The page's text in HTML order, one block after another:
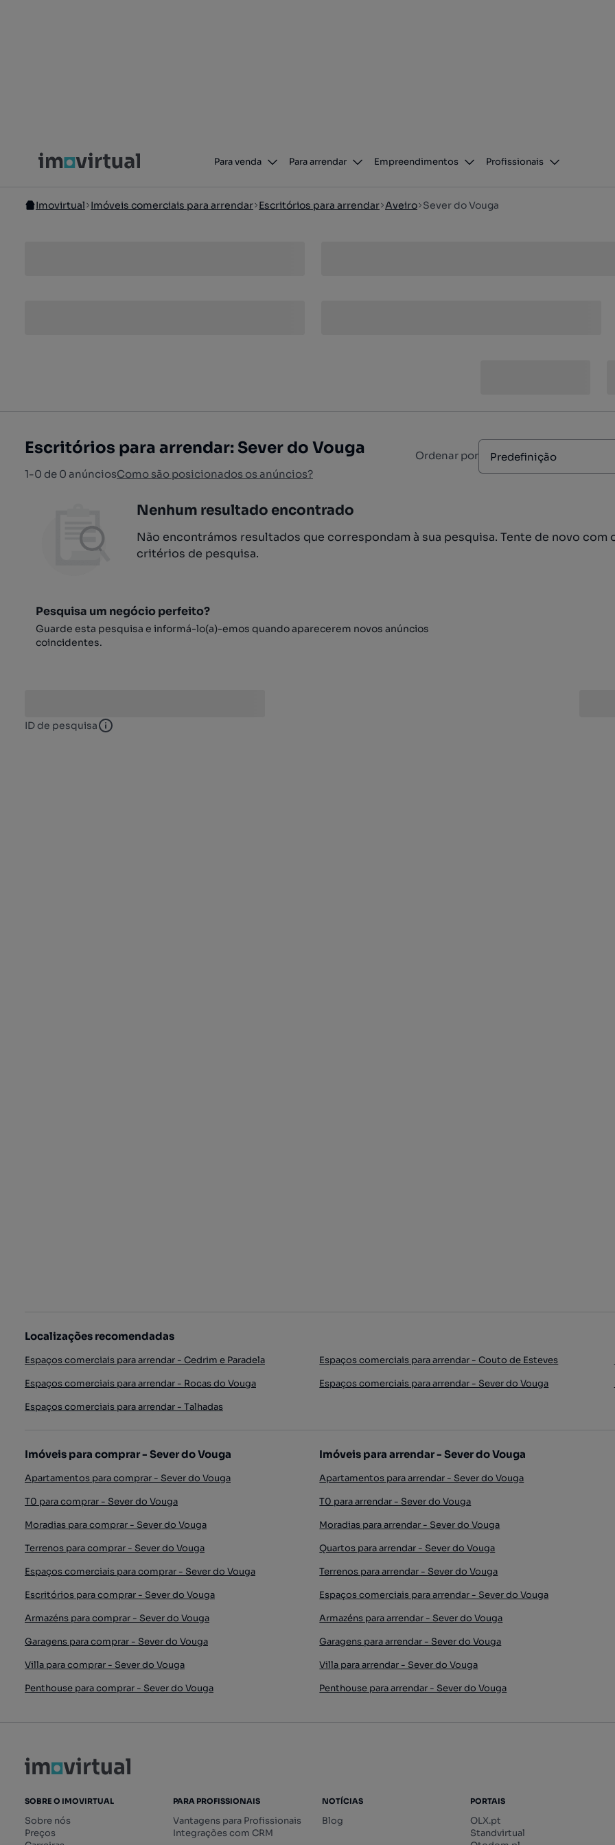
Para venda Para arrendar Empreendimentos Profissionais
Imovirtual Imóveis comerciais para arrendar Escritórios para arrendar Aveiro Sever do Vouga
Escritórios para arrendar: Sever do Vouga
1-0 de 0 anúnciosComo são posicionados os anúncios?
Ordenar por Predefinição
Nenhum resultado encontrado
Não encontrámos resultados que correspondam à sua pesquisa. Tente de novo com
critérios de pesquisa.
Pesquisa um negócio perfeito?
Guarde esta pesquisa e informá-lo(a)-emos quando aparecerem novos anúncios
coincidentes.
ID de pesquisa ID de pesquisa
Localizações recomendadas
Espaços comerciais para arrendar - Cedrim e Paradela Espaços comerciais para arrendar - Couto de Esteves
Espaços comerciais para arrendar - Rocas do Vouga
Espaços comerciais para arrendar - Sever do Vouga
Espaços comerciais para arrendar - Talhadas
Imóveis para comprar - Sever do Vouga
Apartamentos para comprar - Sever do Vouga
T0 para comprar - Sever do Vouga
Moradias para comprar - Sever do Vouga
Terrenos para comprar - Sever do Vouga
Espaços comerciais para comprar - Sever do Vouga
Escritórios para comprar - Sever do Vouga
Armazéns para comprar - Sever do Vouga
Garagens para comprar - Sever do Vouga
Villa para comprar - Sever do Vouga
Penthouse para comprar - Sever do Vouga
Imóveis para arrendar - Sever do Vouga
Apartamentos para arrendar - Sever do Vouga
T0 para arrendar - Sever do Vouga
Moradias para arrendar - Sever do Vouga
Quartos para arrendar - Sever do Vouga
Terrenos para arrendar - Sever do Vouga
Espaços comerciais para arrendar - Sever do Vouga
Armazéns para arrendar - Sever do Vouga
Garagens para arrendar - Sever do Vouga
Villa para arrendar - Sever do Vouga
Penthouse para arrendar - Sever do Vouga
SOBRE O IMOVIRTUAL
Sobre nós
Preços
PARA PROFISSIONAIS
Vantagens para Profissionais
Integrações com CRM
NOTÍCIAS
Blog
PORTAIS
OLX.pt
Standvirtual